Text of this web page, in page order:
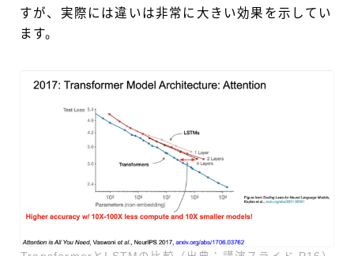
すが、実際には違いは非常に大きい効果を示してい
ます。